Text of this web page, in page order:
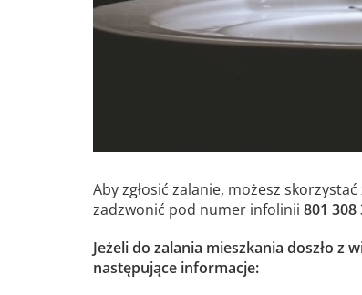
Aby zgłosić zalanie, możesz
zadzwonić pod numer infolinii 801 308
Jeżeli do zalania mieszkania doszło z
następujące informacje: